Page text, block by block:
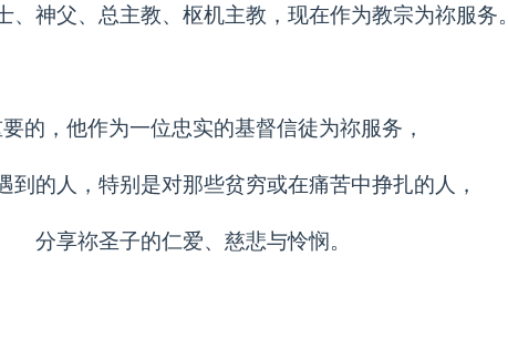
、神父、总主教、枢机主教，现在作为教宗为祢服务。
的，他作为一位忠实的基督信徒为祢服务，
到的人，特别是对那些贫穷或在痛苦中挣扎的人，
分享祢圣子的仁爱、慈悲与怜悯。